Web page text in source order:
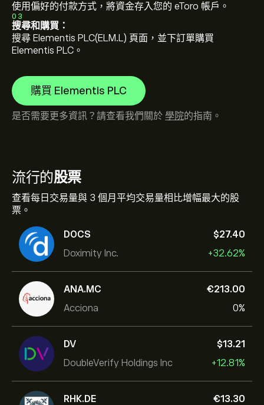
流行的股票
查看每日交易量與 3 個月平均交易量相比增幅最大的股
票。
DOCS
Doximity Inc.
‎$‎27.40
+32.62%
ANA.MC
Acciona
‎€‎213.00
0%
DV
DoubleVerify Holdings Inc
‎$‎13.21
+12.81%
RHK.DE
‎€‎13.30
使用偏好的付款方式，將資金存入您的 eToro 帳戶。
03
搜尋和購買：
搜尋 Elementis PLC(ELM.L) 頁面，並下訂單購買
Elementis PLC。
購買 Elementis PLC
是否需要更多資訊？請查看我們關於 學院的指南。